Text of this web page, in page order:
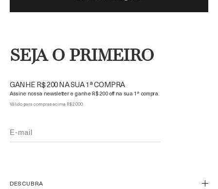
SEJA O PRIMEIRO
GANHE R$ 200 NA SUA 1ª COMPRA
Assine nossa newsletter e ganhe R$ 200 off na sua 1ª compra.
Válido para compras acima R$ 2.000.
DESCUBRA